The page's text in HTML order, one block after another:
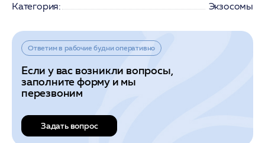
Категория:
Экзосомы
Ответим в рабочие будни оперативно
Если у вас возникли вопросы,
заполните форму и мы
перезвоним
Задать вопрос